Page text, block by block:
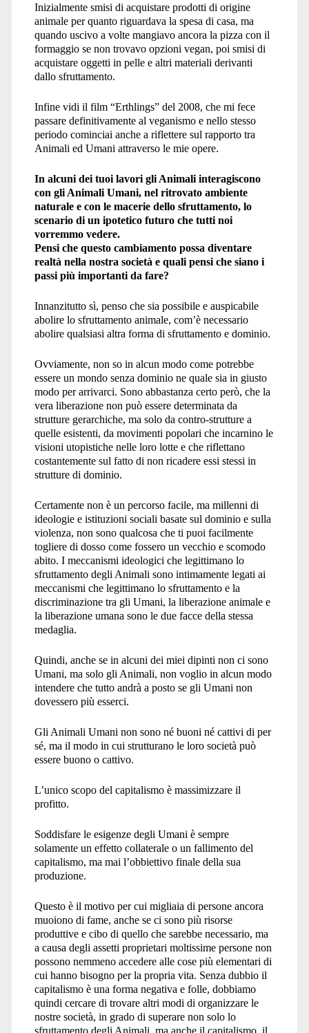
Inizialmente smisi di acquistare prodotti di origine
animale per quanto riguardava la spesa di casa, ma
quando uscivo a volte mangiavo ancora la pizza con il
formaggio se non trovavo opzioni vegan, poi smisi di
acquistare oggetti in pelle e altri materiali derivanti
dallo sfruttamento.
Infine vidi il film “Erthlings” del 2008, che mi fece
passare definitivamente al veganismo e nello stesso
periodo cominciai anche a riflettere sul rapporto tra
Animali ed Umani attraverso le mie opere.
In alcuni dei tuoi lavori gli Animali interagiscono
con gli Animali Umani, nel ritrovato ambiente
naturale e con le macerie dello sfruttamento, lo
scenario di un ipotetico futuro che tutti noi
vorremmo vedere.
Pensi che questo cambiamento possa diventare
realtà nella nostra società e quali pensi che siano i
passi più importanti da fare?
Innanzitutto sì, penso che sia possibile e auspicabile
abolire lo sfruttamento animale, com’è necessario
abolire qualsiasi altra forma di sfruttamento e dominio.
Ovviamente, non so in alcun modo come potrebbe
essere un mondo senza dominio ne quale sia in giusto
modo per arrivarci. Sono abbastanza certo però, che la
vera liberazione non può essere determinata da
strutture gerarchiche, ma solo da contro-strutture a
quelle esistenti, da movimenti popolari che incarnino le
visioni utopistiche nelle loro lotte e che riflettano
costantemente sul fatto di non ricadere essi stessi in
strutture di dominio.
Certamente non è un percorso facile, ma millenni di
ideologie e istituzioni sociali basate sul dominio e sulla
violenza, non sono qualcosa che ti puoi facilmente
togliere di dosso come fossero un vecchio e scomodo
abito. I meccanismi ideologici che legittimano lo
sfruttamento degli Animali sono intimamente legati ai
meccanismi che legittimano lo sfruttamento e la
discriminazione tra gli Umani, la liberazione animale e
la liberazione umana sono le due facce della stessa
medaglia.
Quindi, anche se in alcuni dei miei dipinti non ci sono
Umani, ma solo gli Animali, non voglio in alcun modo
intendere che tutto andrà a posto se gli Umani non
dovessero più esserci.
Gli Animali Umani non sono né buoni né cattivi di per
sé, ma il modo in cui strutturano le loro società può
essere buono o cattivo.
L’unico scopo del capitalismo è massimizzare il
profitto.
Soddisfare le esigenze degli Umani è sempre
solamente un effetto collaterale o un fallimento del
capitalismo, ma mai l’obbiettivo finale della sua
produzione.
Questo è il motivo per cui migliaia di persone ancora
muoiono di fame, anche se ci sono più risorse
produttive e cibo di quello che sarebbe necessario, ma
a causa degli assetti proprietari moltissime persone non
possono nemmeno accedere alle cose più elementari di
cui hanno bisogno per la propria vita. Senza dubbio il
capitalismo è una forma negativa e folle, dobbiamo
quindi cercare di trovare altri modi di organizzare le
nostre società, in grado di superare non solo lo
sfruttamento degli Animali, ma anche il capitalismo, il